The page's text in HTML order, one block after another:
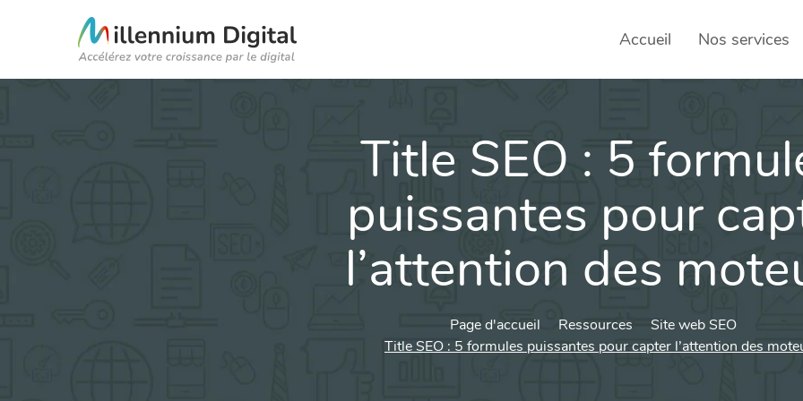
Accueil Nos services
SEO
Social
sociaux
Title SEO : 5
puissantes pour
l’attention des
Page d'accueil Ressources
Site web SEO
Title SEO : 5 formules puissantes pour capter l’attention des